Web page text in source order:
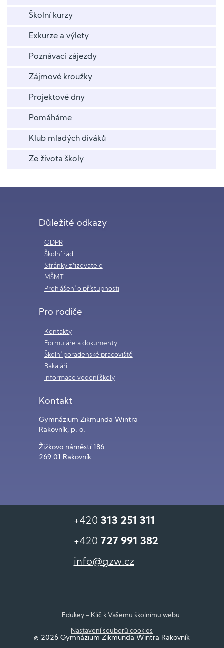
Školní kurzy
Exkurze a výlety
Poznávací zájezdy
Zájmové kroužky
Projektové dny
Pomáháme
Klub mladých diváků
Ze života školy
Důležité odkazy
GDPR
Školní řád
Stránky zřizovatele
MŠMT
Prohlášení o přístupnosti
Pro rodiče
Kontakty
Formuláře a dokumenty
Školní poradenské pracoviště
Bakaláři
Informace vedení školy
Kontakt
Gymnázium Zikmunda Wintra
Rakovník, p. o.
Žižkovo náměstí 186
269 01 Rakovník
+420 313 251 311
+420 727 991 382
info@gzw.cz
© 2026 Gymnázium Zikmunda Wintra Rakovník
Nastavení souborů cookies
Edukey- Klíč k Vašemu školnímu webu